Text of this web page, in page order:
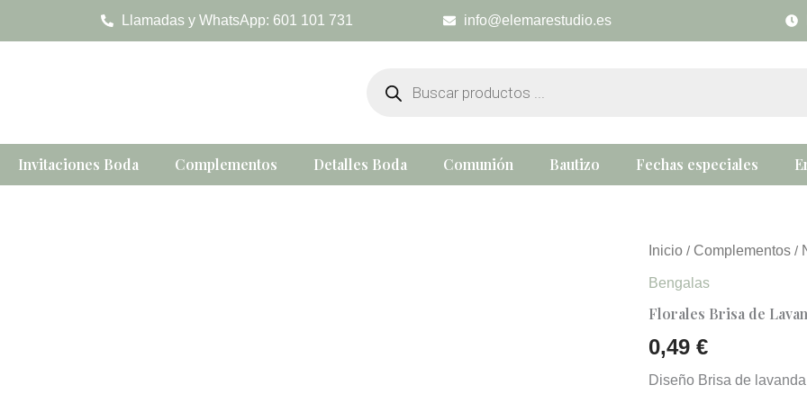
Llamadas y WhatsApp: 601 101 731 info@elemarestudio.es
productos
Invitaciones Boda Complementos Detalles Boda Comunión Bautizo Fechas especiales
Inicio / Complementos /
Bengalas
Florales Brisa de
0,49 €
Diseño Brisa de lavanda
Florales
de
cantidad